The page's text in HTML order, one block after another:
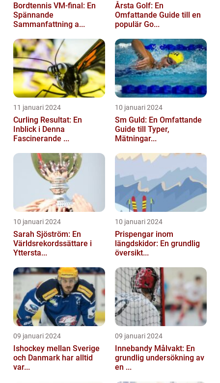
Bordtennis VM-final: En
Spännande
Sammanfattning a...
Årsta Golf: En
Omfattande Guide till en
populär Go...
11 januari 2024
Curling Resultat: En
Inblick i Denna
Fascinerande ...
10 januari 2024
Sm Guld: En Omfattande
Guide till Typer,
Mätningar...
10 januari 2024
Sarah Sjöström: En
Världsrekordssättare i
Yttersta...
10 januari 2024
Prispengar inom
längdskidor: En grundlig
översikt...
09 januari 2024
Ishockey mellan Sverige
och Danmark har alltid
var...
09 januari 2024
Innebandy Målvakt: En
grundlig undersökning av
en ...